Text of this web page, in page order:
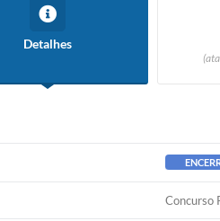
Detalhes
Concurso